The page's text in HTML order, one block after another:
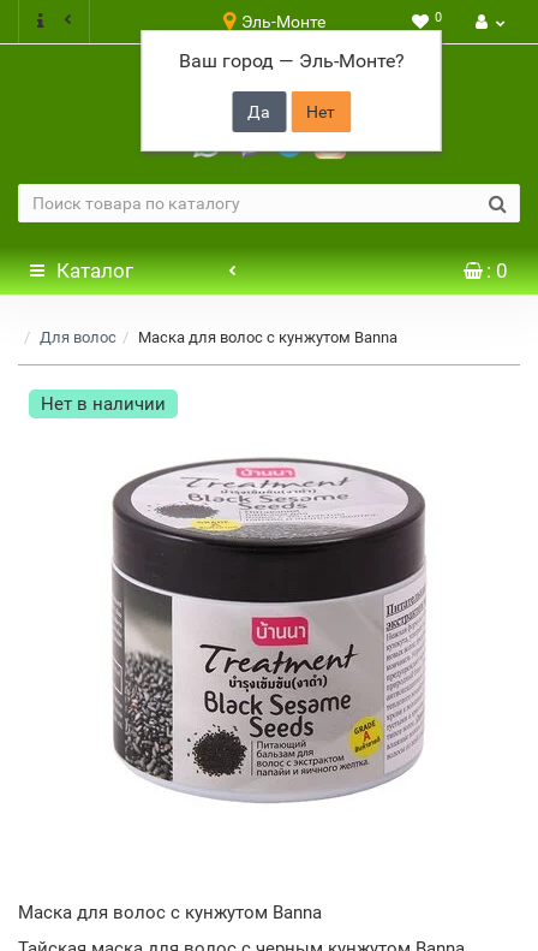
Эль-Монте
Ваш город — Эль-Монте?
0
+7 917 646 65 48
Каталог : 0
Для волос Маска для волос с кунжутом Banna
Нет в наличии
Маска для волос с кунжутом Banna